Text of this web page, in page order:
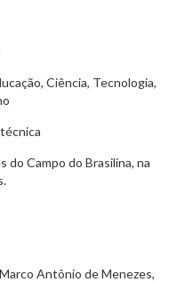
Ciência, Tecnologia,
do Campo do Brasilina, na
Antônio de Menezes,